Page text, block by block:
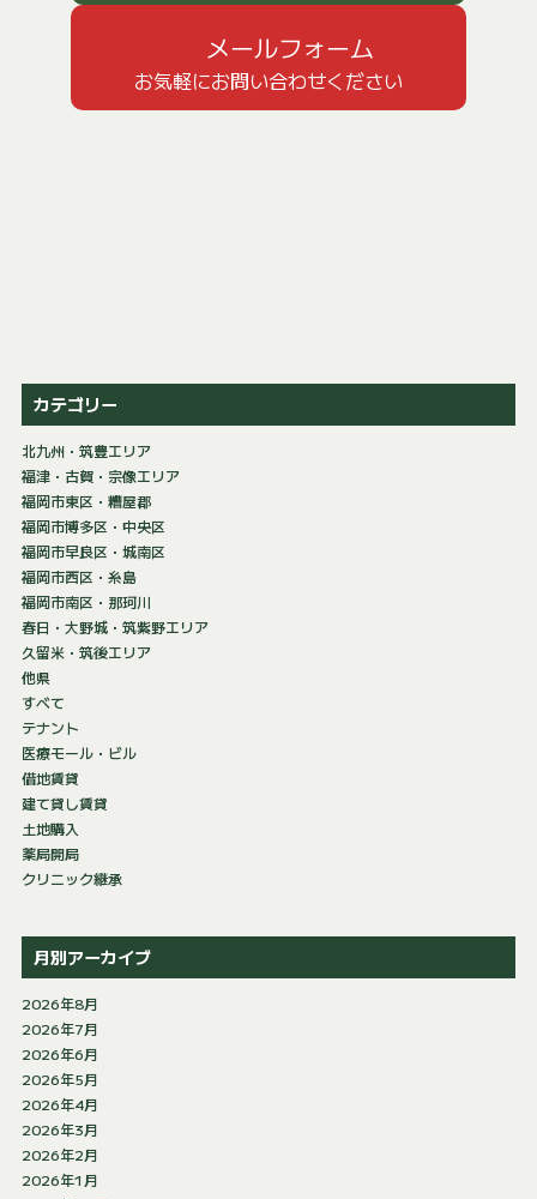
メールフォーム
お気軽にお問い合わせください
カテゴリー
北九州・筑豊エリア
福津・古賀・宗像エリア
福岡市東区・糟屋郡
福岡市博多区・中央区
福岡市早良区・城南区
福岡市西区・糸島
福岡市南区・那珂川
春日・大野城・筑紫野エリア
久留米・筑後エリア
他県
すべて
テナント
医療モール・ビル
借地賃貸
建て貸し賃貸
土地購入
薬局開局
クリニック継承
月別アーカイブ
2026年8月
2026年7月
2026年6月
2026年5月
2026年4月
2026年3月
2026年2月
2026年1月